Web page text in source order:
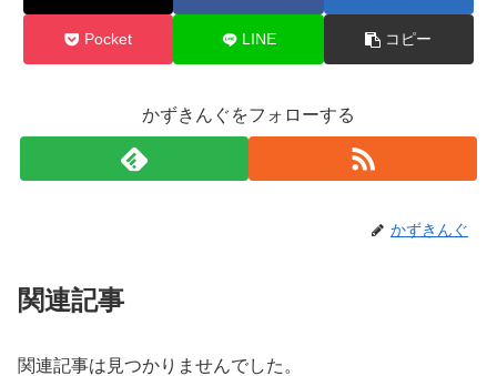
Pocket LINE コピー
かずきんぐをフォローする
かずきんぐ
関連記事
関連記事は見つかりませんでした。